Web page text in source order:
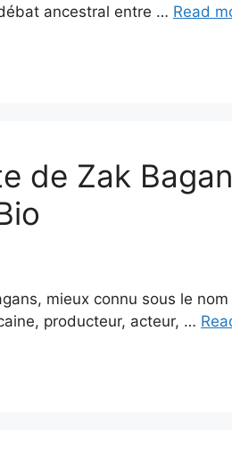
ancestral entre … Read
de Zak
mieux connu sous le
producteur, acteur, …